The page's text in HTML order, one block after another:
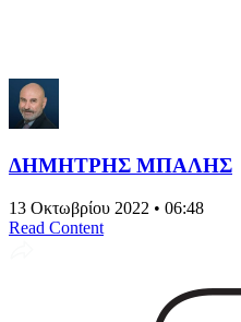
ΔΗΜΗΤΡΗΣ ΜΠΑΛΗΣ
13 Οκτωβρίου 2022 • 06:48
Read Content